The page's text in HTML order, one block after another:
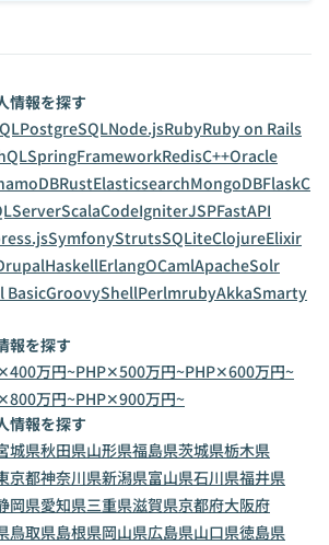
情報を探す
PostgreSQLNode.jsRubyRuby on Rails
SpringFrameworkRedisC++Oracle
RustElasticsearchMongoDBFlaskC
ScalaCodeIgniterJSPFastAPI
SymfonyStrutsSQLiteClojureElixir
HaskellErlangOCamlApacheSolr
BasicGroovyShellPerlmrubyAkkaSmarty
報を探す
万円~PHP✕500万円~PHP✕600万円~
万円~PHP✕900万円~
情報を探す
城県秋田県山形県福島県茨城県栃木県
京都神奈川県新潟県富山県石川県福井県
岡県愛知県三重県滋賀県京都府大阪府
鳥取県島根県岡山県広島県山口県徳島県